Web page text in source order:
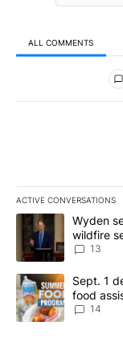
ALL COMMENTS
All Comments
ACTIVE CONVERSATIONS
The following is a
A trending article
Wyden
wildfire
13
A trending article
Sept. 1
food
14